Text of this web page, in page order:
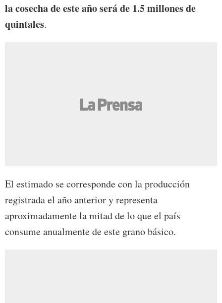
la cosecha de este año será de 1.5 millones de
quintales.
El estimado se corresponde con la producción
registrada el año anterior y representa
aproximadamente la mitad de lo que el país
consume anualmente de este grano básico.